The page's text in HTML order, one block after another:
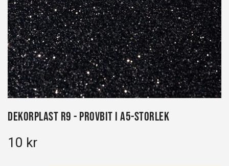
Dekorplast R9 - Provbit i A5-storlek
10 kr